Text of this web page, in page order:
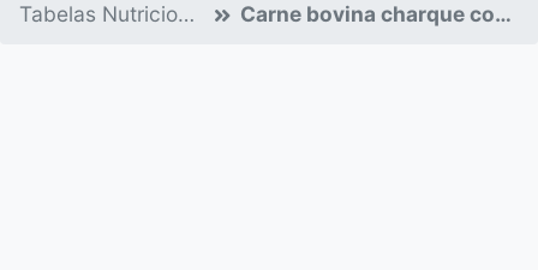
Tabelas Nutricionais Carne bovina charque cozido